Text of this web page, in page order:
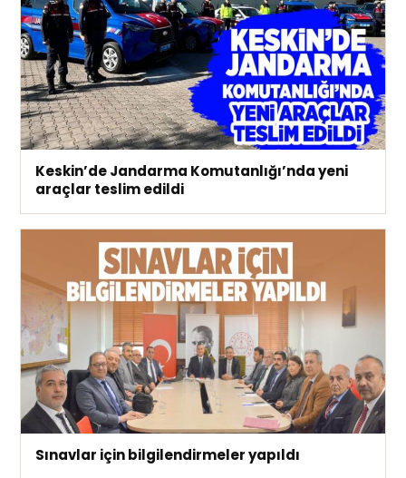
Keskin’de Jandarma Komutanlığı’nda yeni
araçlar teslim edildi
Sınavlar için bilgilendirmeler yapıldı